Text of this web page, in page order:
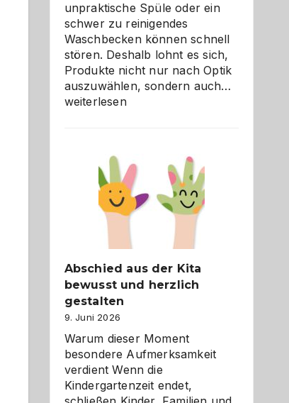
unpraktische Spüle oder ein
schwer zu reinigendes
Waschbecken können schnell
stören. Deshalb lohnt es sich,
Produkte nicht nur nach Optik
auszuwählen, sondern auch…
weiterlesen
Abschied aus der Kita
bewusst und herzlich
gestalten
9. Juni 2026
Warum dieser Moment
besondere Aufmerksamkeit
verdient Wenn die
Kindergartenzeit endet,